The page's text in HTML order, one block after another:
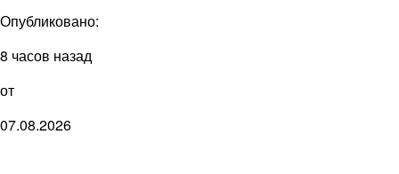
Опубликовано:
8 часов назад
от
07.08.2026